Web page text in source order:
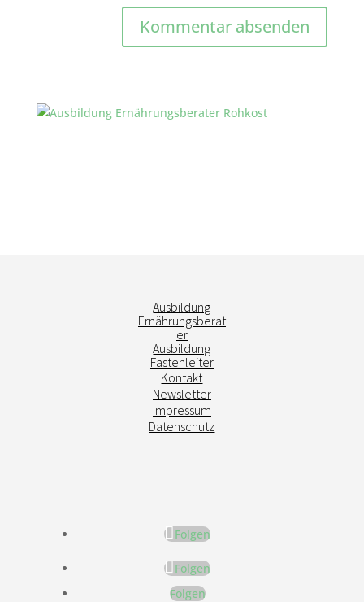
Ausbildung
Ernährungsberat
er
Ausbildung
Fastenleiter
Kontakt
Newsletter
Impressum
Datenschutz
Folgen
Folgen
Folgen